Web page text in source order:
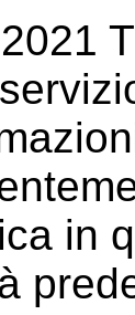
in